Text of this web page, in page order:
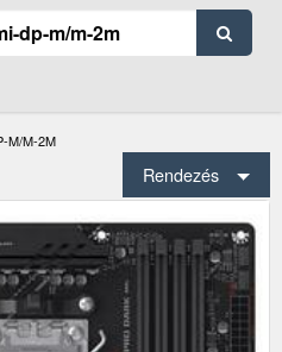
M/M-2M
Rendezés